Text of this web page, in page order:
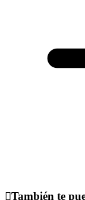
También te